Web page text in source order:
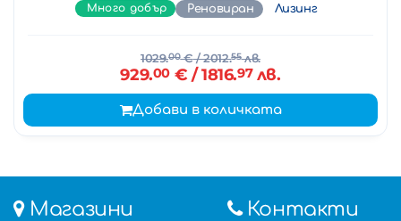
Много добър Реновиран Лизинг
1029.00€/ 2012.55лв.
929.00€ / 1816.97лв.
Добави в количката
Магазини Контакти